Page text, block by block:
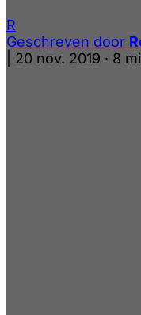
R
Geschreven door
20 nov. 2019 · 8